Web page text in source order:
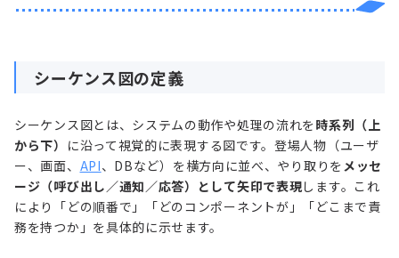
シーケンス図の定義
シーケンス図とは、システムの動作や処理の流れを時系列（上
から下） に沿って視覚的に表現する図です。登場人物（ユーザ
ー、画面、 API、DBなど）を横方向に並べ、やり取りを メッセ
ージ（呼び出し／通知／応答）として矢印で表現します。これ
により「どの順番で」「どのコンポーネントが」「どこまで責
務を持つか」を具体的に示せます。